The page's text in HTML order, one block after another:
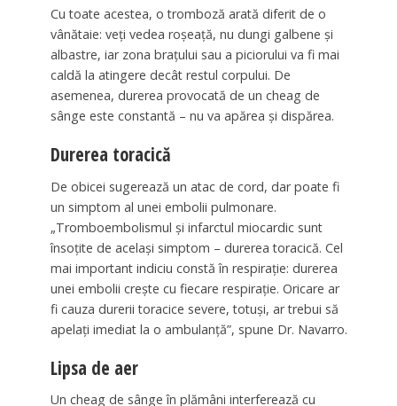
Cu toate acestea, o tromboză arată diferit de o
vânătaie: veți vedea roșeață, nu dungi galbene și
albastre, iar zona brațului sau a piciorului va fi mai
caldă la atingere decât restul corpului. De
asemenea, durerea provocată de un cheag de
sânge este constantă – nu va apărea și dispărea.
Durerea toracică
De obicei sugerează un atac de cord, dar poate fi
un simptom al unei embolii pulmonare.
„Tromboembolismul și infarctul miocardic sunt
însoțite de același simptom – durerea toracică. Cel
mai important indiciu constă în respirație: durerea
unei embolii crește cu fiecare respirație. Oricare ar
fi cauza durerii toracice severe, totuși, ar trebui să
apelați imediat la o ambulanță”, spune Dr. Navarro.
Lipsa de aer
Un cheag de sânge în plămâni interferează cu